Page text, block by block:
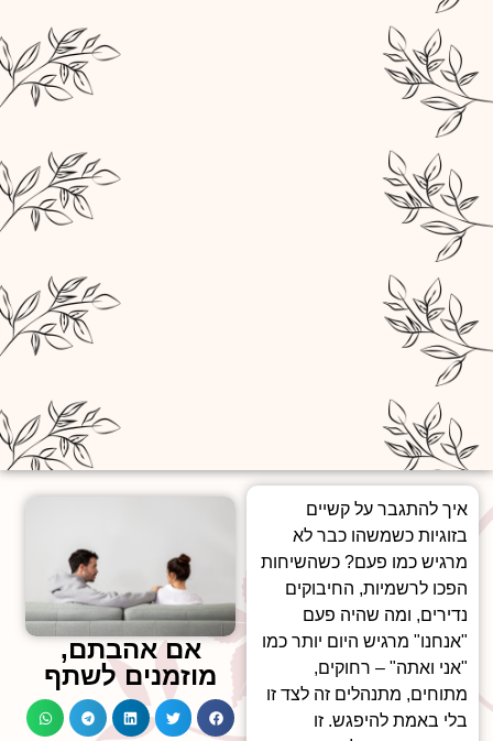
איך להתגבר על קשיים
בזוגיות כשמשהו כבר לא
מרגיש כמו פעם? כשהשיחות
הפכו לרשמיות, החיבוקים
נדירים, ומה שהיה פעם
"אנחנו" מרגיש היום יותר כמו
"אני ואתה" – רחוקים,
מתוחים, מתנהלים זה לצד זו
בלי באמת להיפגש. זו
אם אהבתם,
מוזמנים לשתף